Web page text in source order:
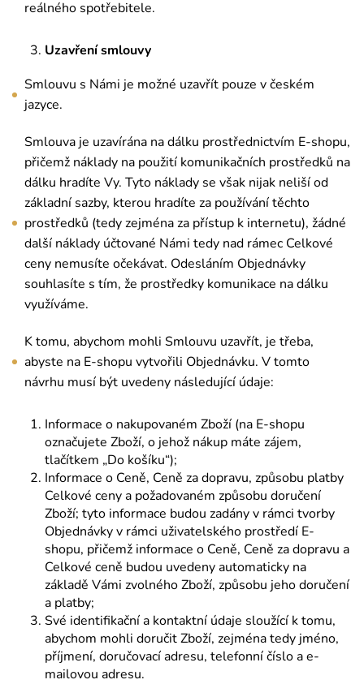
reálného spotřebitele.
Uzavření smlouvy
Smlouvu s Námi je možné uzavřít pouze v českém
jazyce.
Smlouva je uzavírána na dálku prostřednictvím E-shopu,
přičemž náklady na použití komunikačních prostředků na
dálku hradíte Vy. Tyto náklady se však nijak neliší od
základní sazby, kterou hradíte za používání těchto
prostředků (tedy zejména za přístup k internetu), žádné
další náklady účtované Námi tedy nad rámec Celkové
ceny nemusíte očekávat. Odesláním Objednávky
souhlasíte s tím, že prostředky komunikace na dálku
využíváme.
K tomu, abychom mohli Smlouvu uzavřít, je třeba,
abyste na E-shopu vytvořili Objednávku. V tomto
návrhu musí být uvedeny následující údaje:
Informace o nakupovaném Zboží (na E-shopu
označujete Zboží, o jehož nákup máte zájem,
tlačítkem „Do košíku“);
Informace o Ceně, Ceně za dopravu, způsobu platby
Celkové ceny a požadovaném způsobu doručení
Zboží; tyto informace budou zadány v rámci tvorby
Objednávky v rámci uživatelského prostředí E-
shopu, přičemž informace o Ceně, Ceně za dopravu a
Celkové ceně budou uvedeny automaticky na
základě Vámi zvolného Zboží, způsobu jeho doručení
a platby;
Své identifikační a kontaktní údaje sloužící k tomu,
abychom mohli doručit Zboží, zejména tedy jméno,
příjmení, doručovací adresu, telefonní číslo a e-
mailovou adresu.